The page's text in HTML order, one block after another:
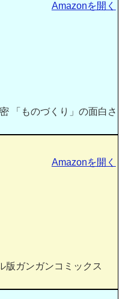
「ものづくり」の面白さ
Amazonを開く
版ガンガンコミックス
Amazonを開く